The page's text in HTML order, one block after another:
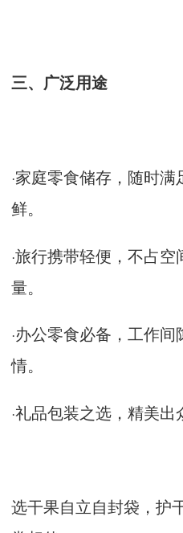
三、广泛用途
·家庭零食储存，随时
鲜。
·旅行携带轻便，不占
量。
·办公零食必备，工作
情。
·礼品包装之选，精美出
选干果自立自封袋，护